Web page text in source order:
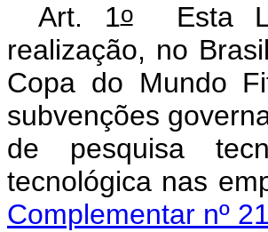
Art. 1o
Esta
realização, no
Copa do Mundo
subvenções
de pesquisa
tecnológica nas
Complementar nº